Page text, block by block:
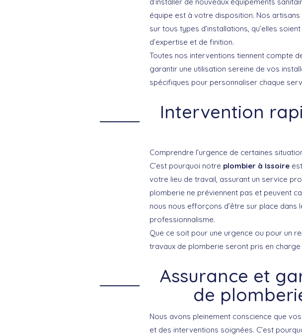
équipe est à votre disposition. Nos
sur tous types d’installations, qu’elles
d’expertise et de finition.
Toutes nos interventions tiennent compte
garantir une utilisation sereine de vos
spécifiques pour personnaliser chaque
Intervention
Comprendre l’urgence de certaines
C’est pourquoi notre plombier à Issoire
votre lieu de travail, assurant un service
plomberie ne préviennent pas et peuvent
nous nous efforçons d’être sur place
professionnalisme.
Que ce soit pour une urgence ou pour un
travaux de plomberie seront pris en
Assurance et
de
Nous avons pleinement conscience que
et des interventions soignées. C’est